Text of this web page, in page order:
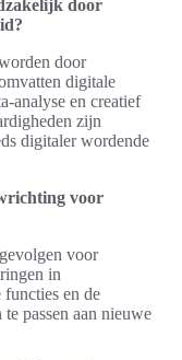
door
door
digitale
analyse en creatief
zijn
digitaler wordende
voor
voor
in
functies en de
passen aan nieuwe